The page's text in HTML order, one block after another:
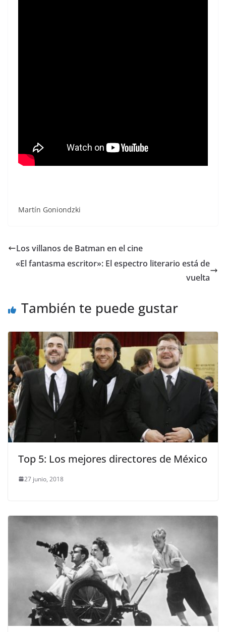
Martín Goniondzki
Los villanos de Batman en el cine
«El fantasma escritor»: El espectro literario está de
vuelta
También te puede gustar
Top 5: Los mejores directores de México
27 junio, 2018